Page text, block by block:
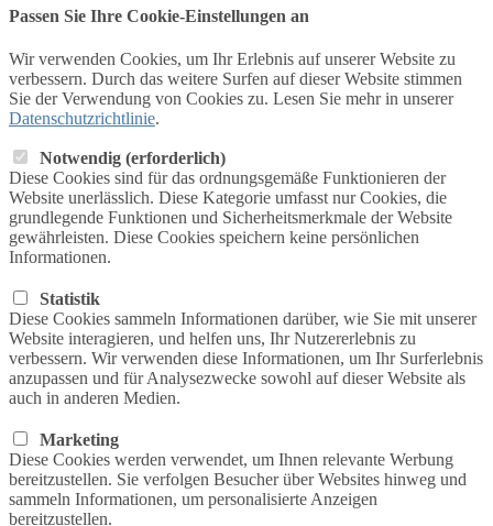
Passen Sie Ihre Cookie-Einstellungen an
Wir verwenden Cookies, um Ihr Erlebnis auf unserer Website zu
verbessern. Durch das weitere Surfen auf dieser Website stimmen
Sie der Verwendung von Cookies zu. Lesen Sie mehr in unserer
Datenschutzrichtlinie.
Notwendig (erforderlich)
Diese Cookies sind für das ordnungsgemäße Funktionieren der
Website unerlässlich. Diese Kategorie umfasst nur Cookies, die
grundlegende Funktionen und Sicherheitsmerkmale der Website
gewährleisten. Diese Cookies speichern keine persönlichen
Informationen.
Statistik
Diese Cookies sammeln Informationen darüber, wie Sie mit unserer
Website interagieren, und helfen uns, Ihr Nutzererlebnis zu
verbessern. Wir verwenden diese Informationen, um Ihr Surferlebnis
anzupassen und für Analysezwecke sowohl auf dieser Website als
auch in anderen Medien.
Marketing
Diese Cookies werden verwendet, um Ihnen relevante Werbung
bereitzustellen. Sie verfolgen Besucher über Websites hinweg und
sammeln Informationen, um personalisierte Anzeigen
bereitzustellen.